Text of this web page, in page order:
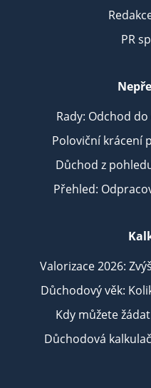
PR
Rady: Odchod
Poloviční krácení
Důchod z
Přehled:
Valorizace 2026:
Důchodový věk:
Kdy můžete
Důchodová